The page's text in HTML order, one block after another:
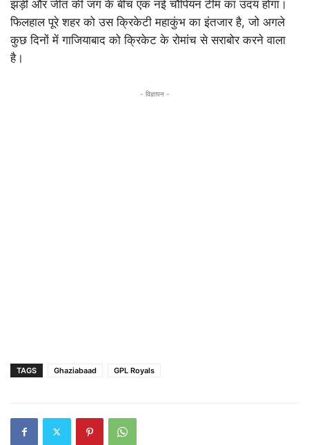
झड़ी और जीत की जंग के बीच एक नई चौंपियन टीम का उदय होगा।
फिलहाल पूरे शहर को उस क्रिकेटी महाकुंभ का इंतजार है, जो अगले
कुछ दिनों में गाजियाबाद को क्रिकेट के रोमांच से सराबोर करने वाला
है।
- विज्ञापन -
TAGS Ghaziabaad GPL Royals